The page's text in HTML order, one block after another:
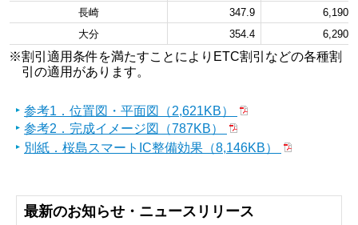
長崎
347.9
6,190
大分
354.4 6,290
※割引適用条件を満たすことによりETC割引などの各種割
引の適用があります。
参考1．位置図・平面図（2,621KB）
参考2．完成イメージ図（787KB）
別紙．桜島スマートIC整備効果（8,146KB）
最新のお知らせ・ニュースリリース